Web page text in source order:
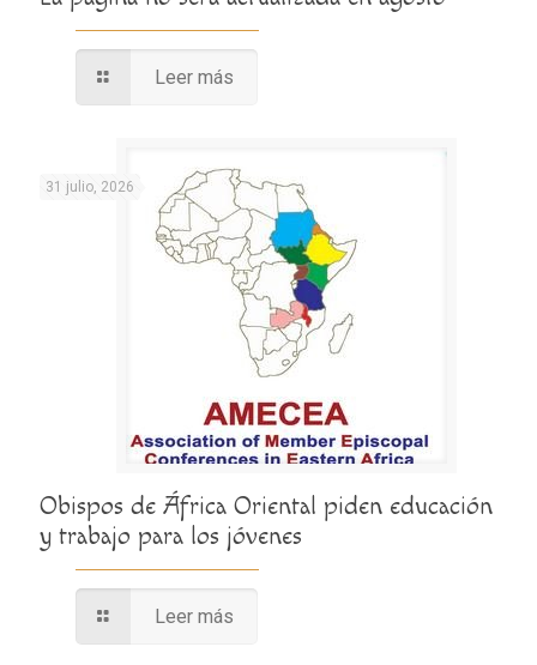
Leer más
31 julio, 2026
Obispos de África Oriental piden educación
y trabajo para los jóvenes
Leer más